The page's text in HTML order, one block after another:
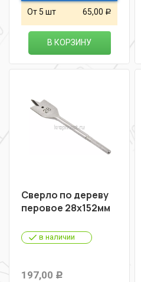
От 5 шт 65,00 Р
В КОРЗИНУ
Сверло по дереву
перовое 28х152мм
в наличии
197,00 Р